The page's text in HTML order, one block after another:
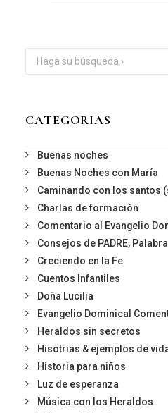
CATEGORIAS
Buenas noches
Buenas Noches con María
Caminando con los santos
Charlas de formación
Comentario al Evangelio
Consejos de PADRE,
Creciendo en la Fe
Cuentos Infantiles
Doña Lucilia
Evangelio Dominical
Heraldos sin secretos
Hisotrias & ejemplos de
Historia para niños
Luz de esperanza
Música con los Heraldos